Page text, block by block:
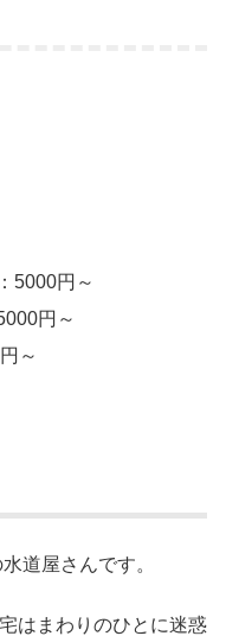
5000円～
円～
～
道屋さんです。
はまわりのひとに迷惑